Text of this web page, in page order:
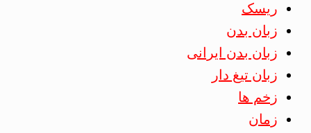
ریسک
زبان بدن
زبان بدن ایرانی
زبان تیغ دار
زخم ها
زمان